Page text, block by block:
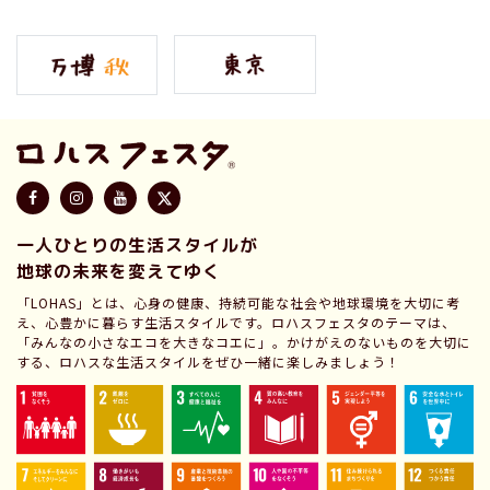
一人ひとりの生活スタイルが
地球の未来を変えてゆく
「LOHAS」とは、心身の健康、持続可能な社会や地球環境を大切に考
え、心豊かに暮らす生活スタイルです。ロハスフェスタのテーマは、
「みんなの小さなエコを大きなコエに」。かけがえのないものを大切に
する、ロハスな生活スタイルをぜひ一緒に楽しみましょう！